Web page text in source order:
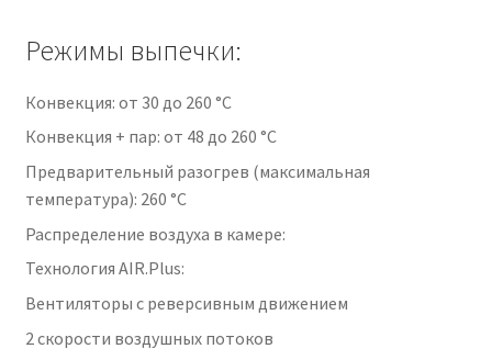
Режимы выпечки:
Конвекция: от 30 до 260 °C
Конвекция + пар: от 48 до 260 °C
Предварительный разогрев (максимальная
температура): 260 °С
Распределение воздуха в камере:
Технология AIR.Plus:
Вентиляторы с реверсивным движением
2 скорости воздушных потоков